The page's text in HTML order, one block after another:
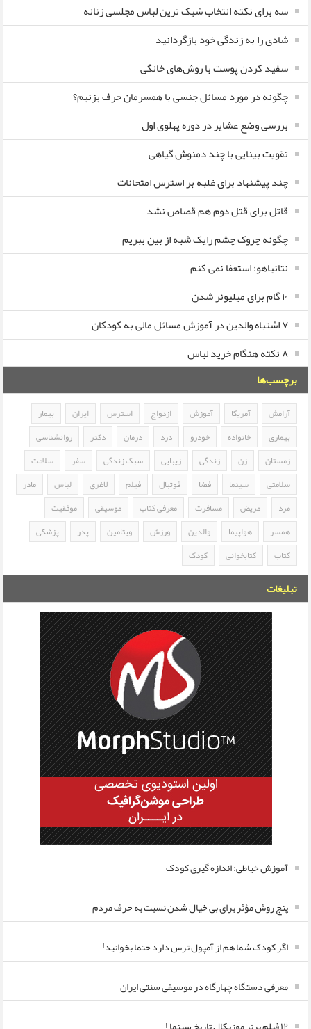
سه برای نکته انتخاب شیک ترین لباس مجلسی زنانه
شادی را به زندگی خود بازگردانید
سفید کردن پوست با روش‌های خانگی
چگونه در مورد مسائل جنسی با همسرمان حرف بزنیم؟
بررسی وضع عشایر در دوره پهلوی اول
تقویت بینایی با چند دمنوش گیاهی
چند پیشنهاد برای غلبه بر استرس امتحانات
قاتل برای قتل دوم هم قصاص نشد
چگونه چروک چشم رایک شبه از بین ببریم
نتانیاهو: استعفا نمی کنم
۱۰ گام برای میلیونر شدن
۷ اشتباه والدین در آموزش مسائل مالی به کودکان
۸ نکته هنگام خرید لباس
برچسب‌ها
آرامش آمریکا آموزش ازدواج استرس ایران
بیمار
بیماری
خانواده خودرو درد درمان دکتر
روانشناسی
زمستان
زن زندگی زیبایی سبک زندگی سفر
سلامت
سلامتی
سینما فضا فوتبال فیلم لاغری لباس
مادر
مرد
مریض مسافرت معرفی کتاب موسیقی
موفقیت
همسر
هواپیما والدین ورزش ویتامین پدر
پزشکی
کتاب
کتابخوانی کودک
تبلیغات
آموزش خیاطی: اندازه گیری کودک
پنج روش مؤثر برای بی خیال شدن نسبت به حرف مردم
اگر کودک شما هم از آمپول ترس دارد حتما بخوانید!
معرفی دستگاه چهارگاه در موسیقی سنتی ایران